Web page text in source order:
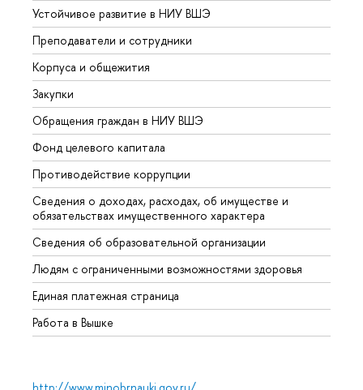
Устойчивое развитие в НИУ ВШЭ
Преподаватели и сотрудники
Корпуса и общежития
Закупки
Обращения граждан в НИУ ВШЭ
Фонд целевого капитала
Противодействие коррупции
Сведения о доходах, расходах, об имуществе и
обязательствах имущественного характера
Сведения об образовательной организации
Людям с ограниченными возможностями здоровья
Единая платежная страница
Работа в Вышке